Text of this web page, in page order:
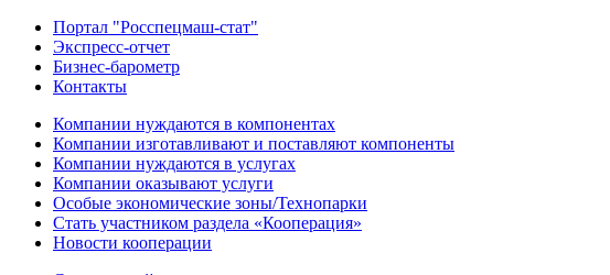
Портал "Росспецмаш-стат"
Экспресс-отчет
Бизнес-барометр
Контакты
Компании нуждаются в компонентах
Компании изготавливают и поставляют компоненты
Компании нуждаются в услугах
Компании оказывают услуги
Особые экономические зоны/Технопарки
Стать участником раздела «Кооперация»
Новости кооперации